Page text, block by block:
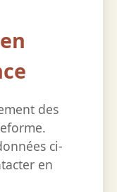
des
ci-
en